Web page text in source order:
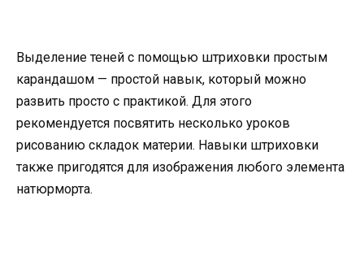
Выделение теней с помощью штриховки простым
карандашом — простой навык, который можно
развить просто с практикой. Для этого
рекомендуется посвятить несколько уроков
рисованию складок материи. Навыки штриховки
также пригодятся для изображения любого элемента
натюрморта.